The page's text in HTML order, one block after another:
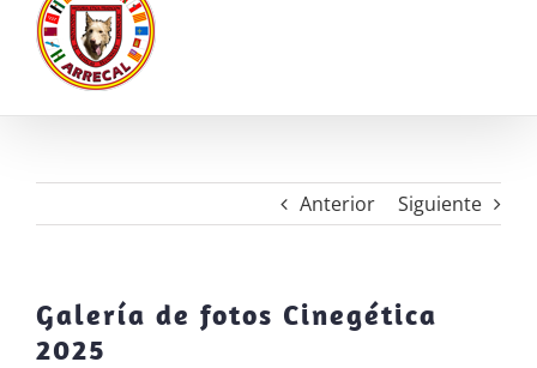
Anterior Siguiente
Galería de fotos Cinegética
2025